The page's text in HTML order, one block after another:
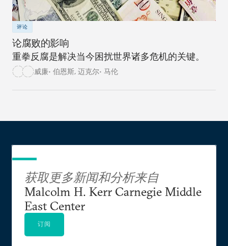
评论
论腐败的影响
重拳反腐是解决当今困扰世界诸多危机的关键。
威廉• 伯恩斯, 迈克尔• 马伦
获取更多新闻和分析来自
Malcolm H. Kerr Carnegie Middle
East Center
订阅